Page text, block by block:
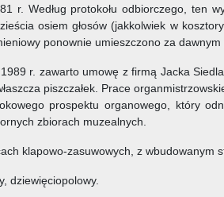
r. Według protokołu odbiorczego, ten
osiem głosów (jakkolwiek w
ponownie umieszczono za
r. zawarto umowę z firmą Jacka
piszczałek. Prace
prospektu organowego, który
zbiorach muzealnych.
klapowo-zasuwowych, z wbudowanym
dziewięciopolowy.